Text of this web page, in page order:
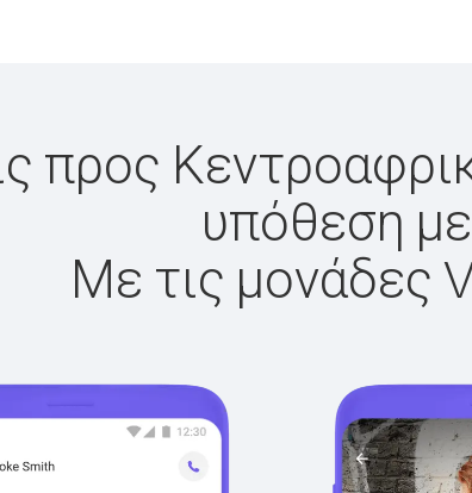
προς
υπόθεση
Με τις μονάδες